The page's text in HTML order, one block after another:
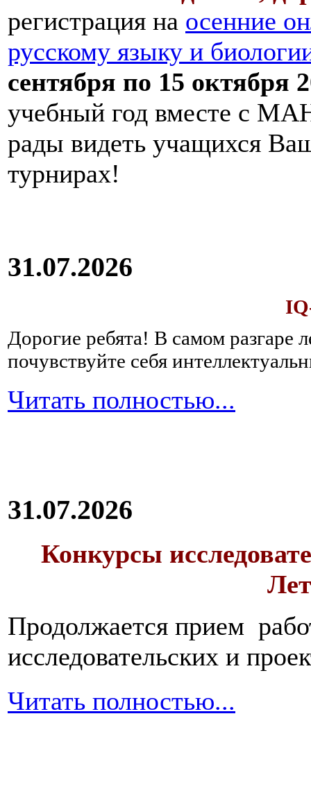
регистрация на осенние
русскому языку и
сентября по 15 октября
учебный год вместе с
рады видеть учащихся
турнирах!
31.07.2026
Дорогие ребята! В самом разгаре
почувствуйте себя
Читать полностью...
31.07.2026
Конкурсы
Продолжается прием
исследовательских и
Читать полностью...